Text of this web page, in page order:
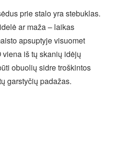
prie stalo yra stebuklas.
ar maža – laikas
apsuptyje visuomet
iš tų skanių idėjų
obuolių sidre troškintos
garstyčių padažas.